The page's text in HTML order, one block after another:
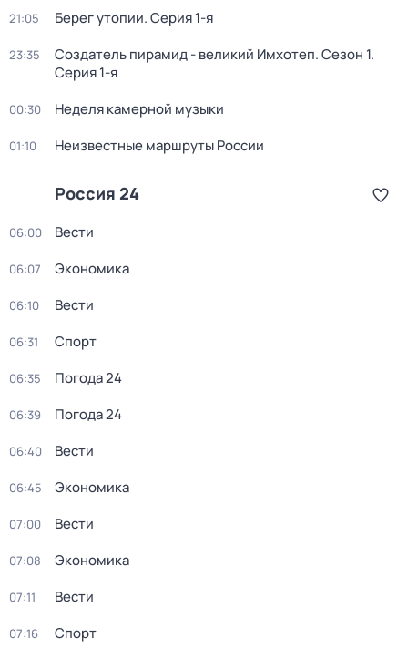
21:05 Берег утопии. Серия 1-я
23:35 Создатель пирамид - великий Имхотеп. Сезон 1.
Серия 1-я
00:30 Неделя камерной музыки
01:10 Неизвестные маршруты России
Россия 24
06:00 Вести
06:07 Экономика
06:10 Вести
06:31 Спорт
06:35 Погода 24
06:39 Погода 24
06:40 Вести
06:45 Экономика
07:00 Вести
07:08 Экономика
07:11 Вести
07:16 Спорт